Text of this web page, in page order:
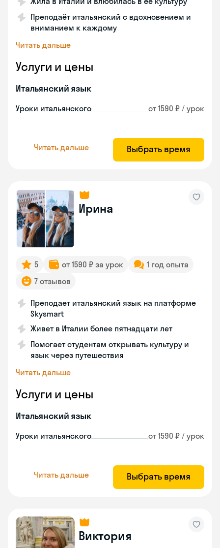
Преподаёт итальянский с вдохновением и
вниманием к каждому
Читать дальше
Услуги и цены
Итальянский язык
Уроки итальянского от 1590 ₽ / урок
Читать дальше Выбрать время
Ирина
5 от 1590 ₽ за урок
1 год опыта
7 отзывов
Преподает итальянский язык на платформе
Skysmart
Живет в Италии более пятнадцати лет
Помогает студентам открывать культуру и
язык через путешествия
Читать дальше
Услуги и цены
Итальянский язык
Уроки итальянского от 1590 ₽ / урок
Читать дальше Выбрать время
Виктория